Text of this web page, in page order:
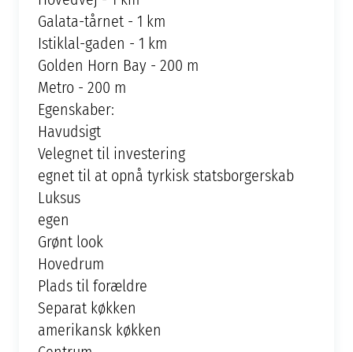
Galata-tårnet - 1 km
Istiklal-gaden - 1 km
Golden Horn Bay - 200 m
Metro - 200 m
Egenskaber:
Havudsigt
Velegnet til investering
egnet til at opnå tyrkisk statsborgerskab
Luksus
egen
Grønt look
Hovedrum
Plads til forældre
Separat køkken
amerikansk køkken